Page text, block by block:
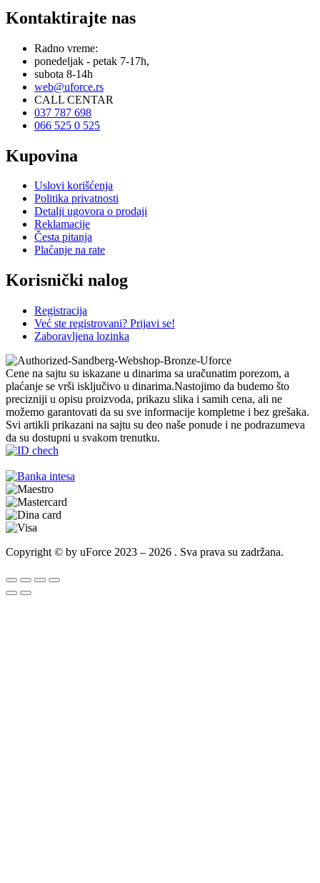
Kontaktirajte nas
Radno vreme:
ponedeljak - petak 7-17h,
subota 8-14h
web@uforce.rs
CALL CENTAR
037 787 698
066 525 0 525
Kupovina
Uslovi korišćenja
Politika privatnosti
Detalji ugovora o prodaji
Reklamacije
Česta pitanja
Plaćanje na rate
Korisnički nalog
Registracija
Već ste registrovani? Prijavi se!
Zaboravljena lozinka
Cene na sajtu su iskazane u dinarima sa uračunatim porezom, a
plaćanje se vrši isključivo u dinarima.Nastojimo da budemo što
precizniji u opisu proizvoda, prikazu slika i samih cena, ali ne
možemo garantovati da su sve informacije kompletne i bez grešaka.
Svi artikli prikazani na sajtu su deo naše ponude i ne podrazumeva
da su dostupni u svakom trenutku.
Copyright © by uForce 2023 – 2026 . Sva prava su zadržana.